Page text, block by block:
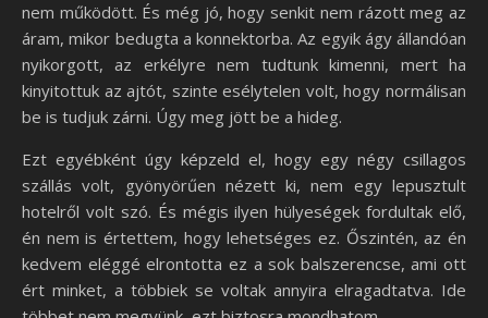
nem működött. És még jó, hogy senkit nem rázott meg az
áram, mikor bedugta a konnektorba. Az egyik ágy állandóan
nyikorgott, az erkélyre nem tudtunk kimenni, mert ha
kinyitottuk az ajtót, szinte esélytelen volt, hogy normálisan
be is tudjuk zárni. Úgy meg jött be a hideg.
Ezt egyébként úgy képzeld el, hogy egy négy csillagos
szállás volt, gyönyörűen nézett ki, nem egy lepusztult
hotelről volt szó. És mégis ilyen hülyeségek fordultak elő,
én nem is értettem, hogy lehetséges ez. Őszintén, az én
kedvem eléggé elrontotta ez a sok balszerencse, ami ott
ért minket, a többiek se voltak annyira elragadtatva. Ide